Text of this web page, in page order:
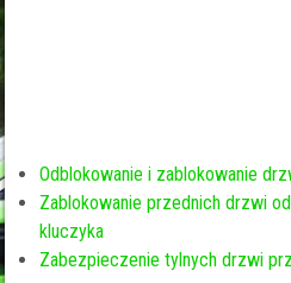
Odblokowanie i zablokowanie
Zablokowanie przednich drzwi
kluczyka
Zabezpieczenie tylnych drzwi